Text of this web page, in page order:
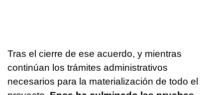
Tras el cierre de ese acuerdo, y mientras
continúan los trámites administrativos
necesarios para la materialización de todo el